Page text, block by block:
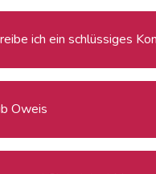
ich ein schlüssiges
Oweis